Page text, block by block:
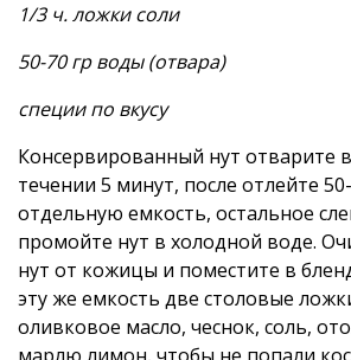
1/3 ч. ложки соли
50-70 гр воды (отвара)
специи по вкусу
Консервированный нут отварите
течении 5 минут, после отлейте
отдельную емкость, остальное
промойте нут в холодной воде.
нут от кожицы и поместите в
эту же емкость две столовые
оливковое масло, чеснок, соль,